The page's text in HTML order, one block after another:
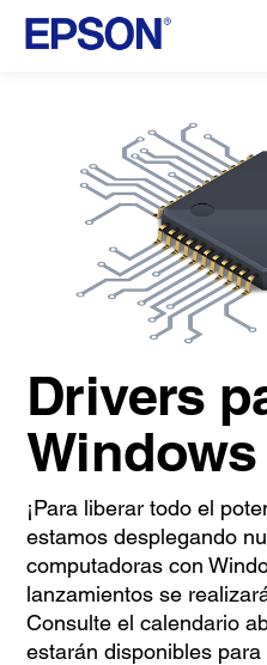
Drivers
Windows
¡Para liberar todo el
estamos desplegando
computadoras con
lanzamientos se
Consulte el calendario
estarán disponibles para